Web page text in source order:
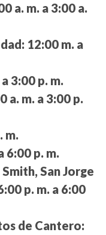
a. m. a 3:00 a.
12:00 m. a
3:00 p. m.
a. m. a 3:00 p.
m.
6:00 p. m.
San Jorge
p. m. a 6:00
de Cantero: